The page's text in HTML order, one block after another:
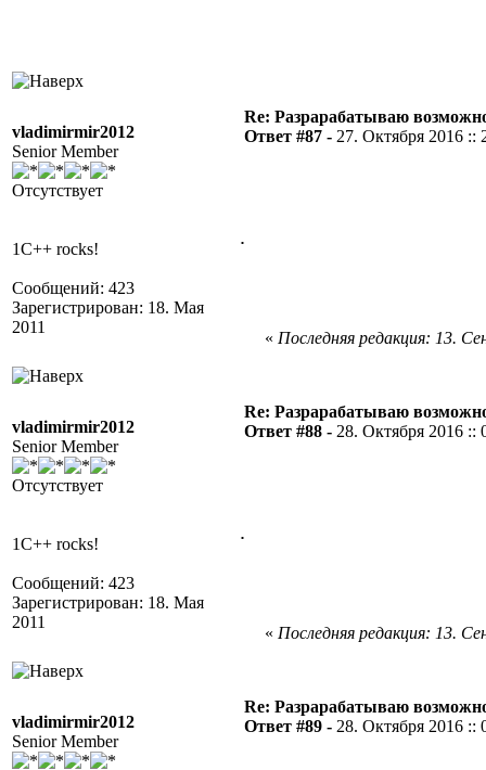
vladimirmir2012
Senior Member
Отсутствует
1C++ rocks!
Сообщений: 423
Зарегистрирован: 18. Мая
2011
Re: Разрарабатываю
Ответ #87 - 27. Октября 2016 ::
.
« Последняя редакция: 13.
vladimirmir2012
Senior Member
Отсутствует
1C++ rocks!
Сообщений: 423
Зарегистрирован: 18. Мая
2011
Re: Разрарабатываю
Ответ #88 - 28. Октября 2016 ::
.
« Последняя редакция: 13.
vladimirmir2012
Senior Member
Re: Разрарабатываю
Ответ #89 - 28. Октября 2016 ::